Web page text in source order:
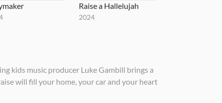
Raise a Hallelujah
2024
kids music producer Luke Gambill brings a
will fill your home, your car and your heart